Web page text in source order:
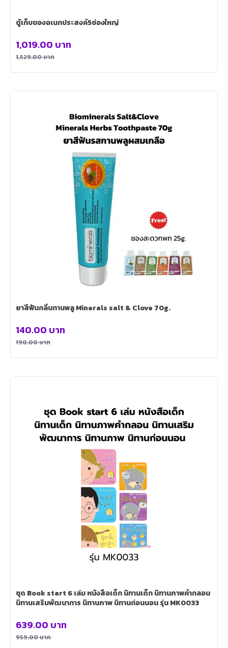
ตู้เก็บของอเนกประสงค์5ช่องใหญ่
1,529.00บาท
1,019.00 บาท
ยาสีฟันกลิ่นกานพลู Minerals salt & Clove 70g.
190.00บาท
140.00 บาท
ชุด Book start 6 เล่ม หนังสือเด็ก นิทานเด็ก นิทานภาพคำกลอน
นิทานเสริมพัฒนาการ นิทานภาพ นิทานก่อนนอน รุ่น MK0033
959.00บาท
639.00 บาท